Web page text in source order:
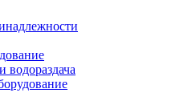
водораздача